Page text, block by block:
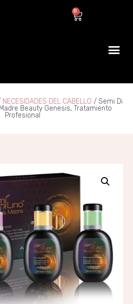
0
NECESIDADES DEL CABELLO / Semi Di
Beauty Genesis, Tratamiento
Profesional